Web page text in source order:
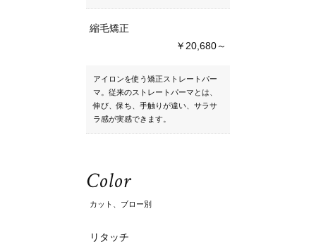
縮毛矯正
￥20,680～
アイロンを使う矯正ストレートパー
マ。従来のストレートパーマとは、
伸び、保ち、手触りが違い、サラサ
ラ感が実感できます。
Color
カット、ブロー別
リタッチ